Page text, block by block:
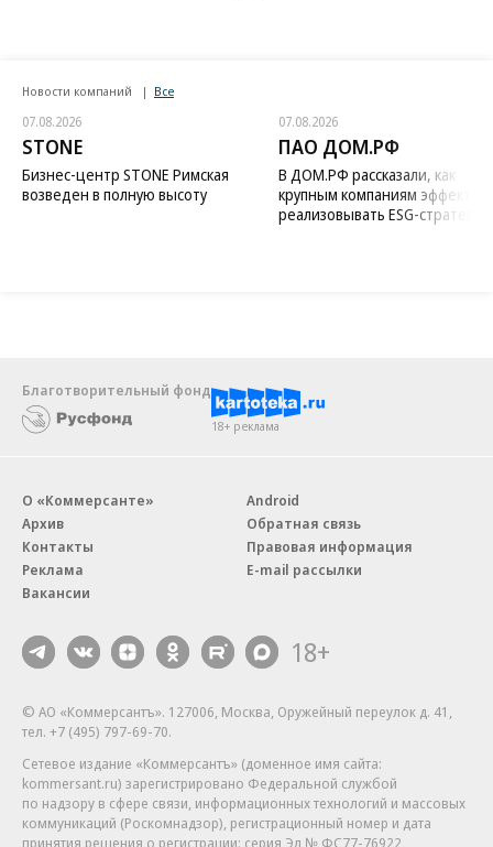
Новости компаний Все
07.08.2026
STONE
Бизнес-центр STONE Римская
возведен в полную высоту
07.08.2026
ПАО ДОМ.РФ
В ДОМ.РФ рассказали, как
крупным компаниям
реализовывать ESG-стратегию
Благотворительный фонд
18+ реклама
О «Коммерсанте»
Архив
Контакты
Реклама
Вакансии
Android
Обратная связь
Правовая информация
E-mail рассылки
18+
© АО «Коммерсантъ». 127006, Москва, Оружейный переулок д. 41,
тел. +7 (495) 797-69-70.
Сетевое издание «Коммерсантъ» (доменное имя сайта:
kommersant.ru) зарегистрировано Федеральной службой
по надзору в сфере связи, информационных технологий и массовых
коммуникаций (Роскомнадзор), регистрационный номер и дата
принятия решения о регистрации: серия Эл № ФС77-76922